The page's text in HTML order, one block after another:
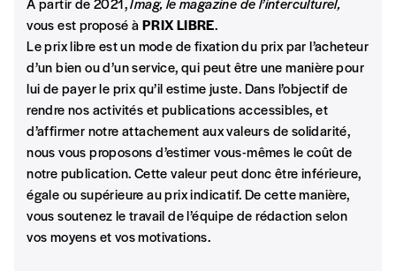
Par numéro
5€*
*Prix indicatif, frais de port inclus
Je m'abonne à l'Imag
Format papier (livraison uniquement
en Belgique)
Etudier les migrations contemporaines
Andrea Rea
Faut-il être de gauche pour étudier les migrations ?
Pas d’archives, pas d’histoire ?
Nathalie Caprioli
Mais pour l’écrire, comment accède-t-on aux sources, tant
privées que publiques ?
Quelles populations dans quels quartiers ?
vous est proposé à PRIX LIBRE.
Le prix libre est un mode de fixation du prix par l’acheteur
d’un bien ou d’un service, qui peut être une manière pour
lui de payer le prix qu’il estime juste. Dans l’objectif de
rendre nos activités et publications accessibles, et
d’affirmer notre attachement aux valeurs de solidarité,
nous vous proposons d’estimer vous-mêmes le coût de
notre publication. Cette valeur peut donc être inférieure,
égale ou supérieure au prix indicatif. De cette manière,
vous soutenez le travail de l’équipe de rédaction selon
vos moyens et vos motivations.